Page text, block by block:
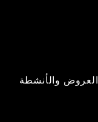
العروض والأنشطة